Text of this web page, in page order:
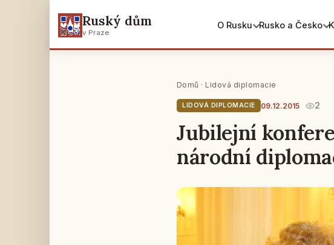
Ruský dům
v Praze
O Rusku Rusko a Česko
Domů · Lidová diplomacie
LIDOVÁ DIPLOMACIE 09.12.2015 2
Jubilejní
národní